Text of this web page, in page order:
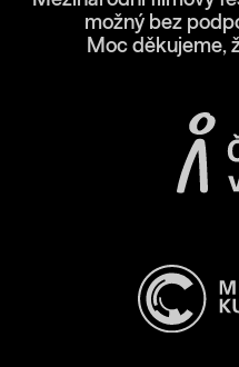
možný bez
Moc děkujeme,